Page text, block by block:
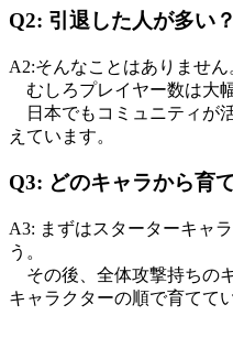
Q2: 引退した人が多い？
A2:そんなことはありません
むしろプレイヤー数は大
日本でもコミュニティが
えています。
Q3: どのキャラから育
A3: まずはスターターキャ
う。
その後、全体攻撃持ちの
キャラクターの順で育てて